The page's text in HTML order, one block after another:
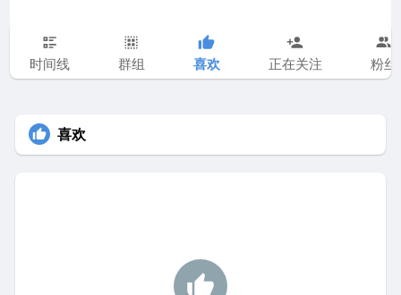
时间线 群组 喜欢 正在关注 粉丝
喜欢